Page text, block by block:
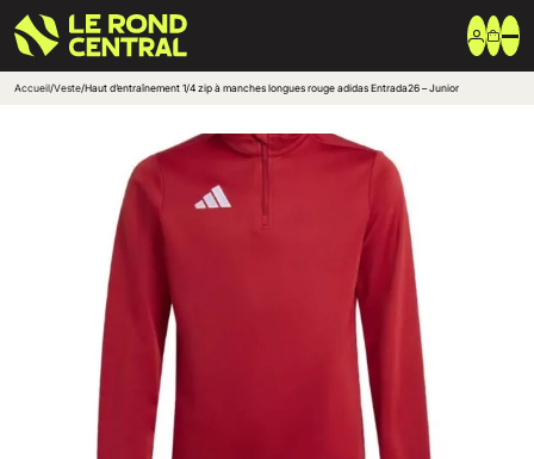
Vêtement extérieur
Haut de survêtement
Bas de survêtement
T-shirt & Polo
Shorts & Chaussettes
Vêtements techniques
Sac & Bagagerie
Accessoires entrainement
Accueil/Veste/Haut d’entraînement 1/4 zip à manches longues rouge adidas Entrada26 – Junior